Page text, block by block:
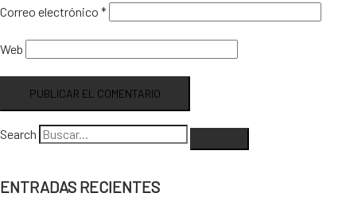
Correo electrónico *
Web
Search
ENTRADAS RECIENTES